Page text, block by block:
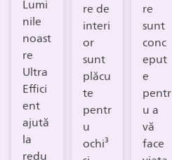
Lumi
nile
noast
re
Ultra
Effici
ent
ajută
la
redu
re de
interi
or
sunt
plăcu
te
pentr
u
ochi³
re
sunt
conc
eput
e
pentr
u a
vă
face